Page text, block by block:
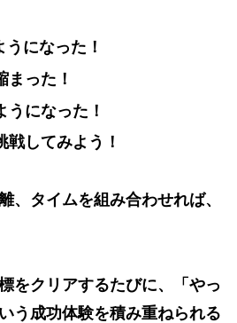
になった！
まった！
うになった！
戦してみよう！
、タイムを組み合わせれば、
をクリアするたびに、「やっ
う成功体験を積み重ねられる